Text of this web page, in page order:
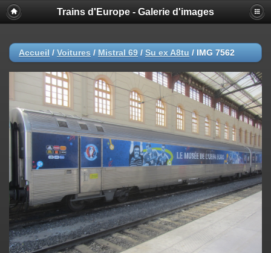
Trains d'Europe - Galerie d'images
Accueil / Voitures / Mistral 69 / Su ex A8tu / IMG 7562